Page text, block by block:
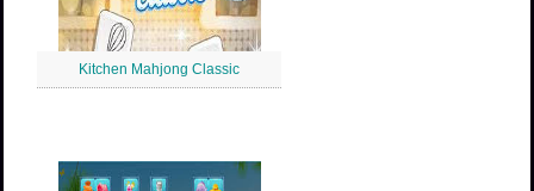
Kitchen Mahjong Classic